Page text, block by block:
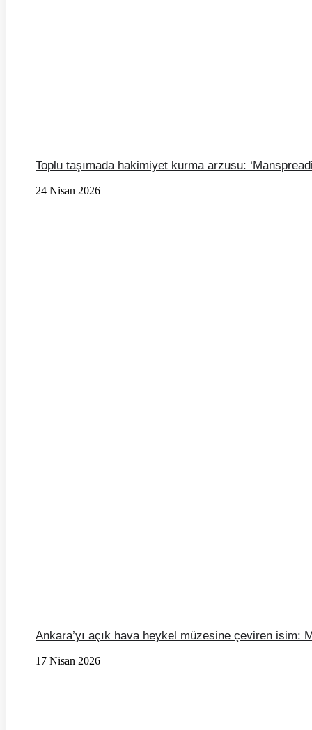
Toplu taşımada hakimiyet kurma arzusu:
24 Nisan 2026
Ankara’yı açık hava heykel müzesine çeviren isim:
17 Nisan 2026